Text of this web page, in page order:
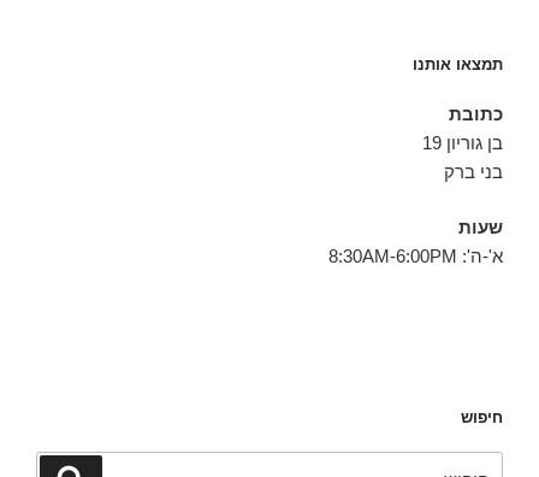
תמצאו אותנו
כתובת
בן גוריון 19
בני ברק
שעות
א'-ה': 8:30AM-6:00PM
חיפוש
חיפוש